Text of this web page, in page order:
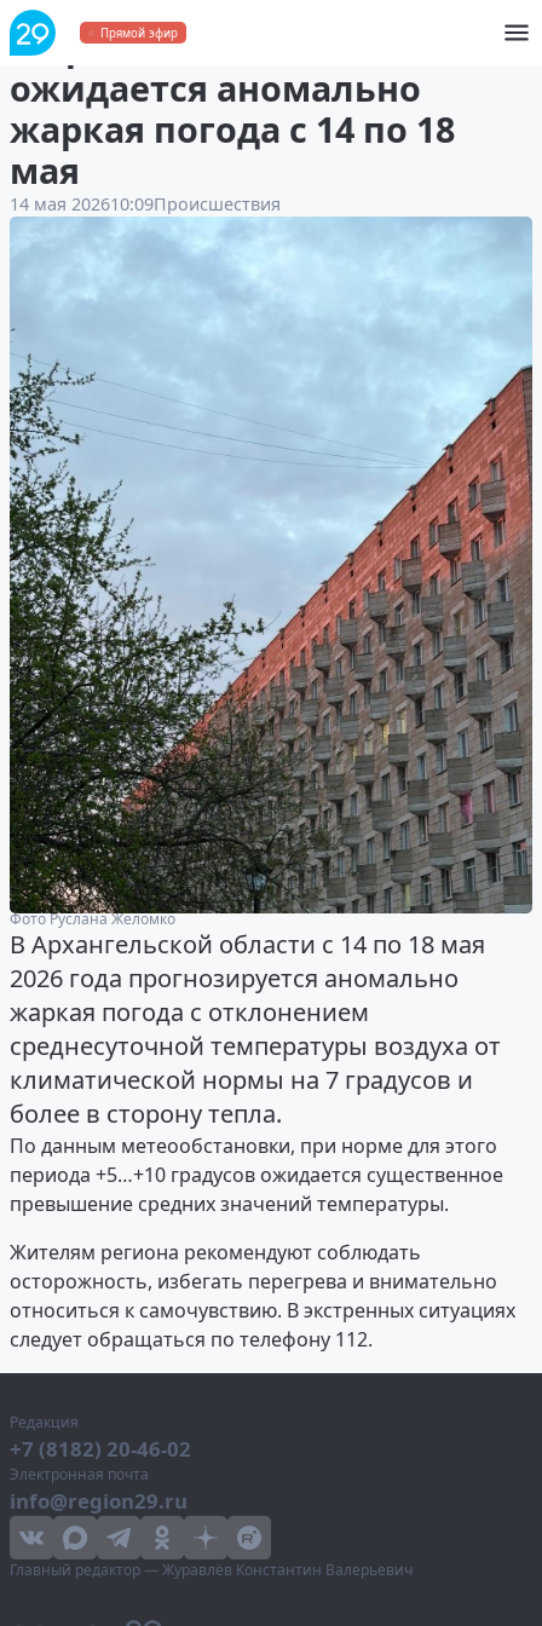
Прямой эфир
В Архангельской области
ожидается аномально
жаркая погода с 14 по 18
мая
14 мая 202610:09Происшествия
Фото Руслана Желомко
В Архангельской области с 14 по 18 мая
2026 года прогнозируется аномально
жаркая погода с отклонением
среднесуточной температуры воздуха от
климатической нормы на 7 градусов и
более в сторону тепла.
По данным метеообстановки, при норме для этого
периода +5…+10 градусов ожидается существенное
превышение средних значений температуры.
Жителям региона рекомендуют соблюдать
осторожность, избегать перегрева и внимательно
относиться к самочувствию. В экстренных ситуациях
следует обращаться по телефону 112.
Редакция
+7 (8182) 20-46-02
Электронная почта
info@region29.ru
Главный редактор — Журавлёв Константин Валерьевич